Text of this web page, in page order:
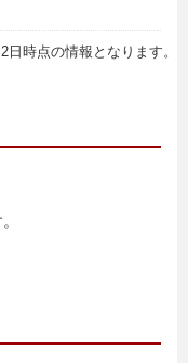
日時点の情報となります。